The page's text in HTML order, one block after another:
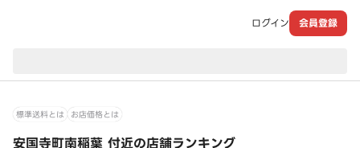
ログイン 会員登録
標準送料とは お店価格とは
安国寺町南稲葉 付近の店舗ランキング